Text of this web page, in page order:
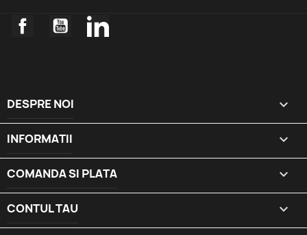
FacebookYouTubeLinkedIn
DESPRE NOI 
INFORMATII 
COMANDA SI PLATA 
CONTUL TAU 